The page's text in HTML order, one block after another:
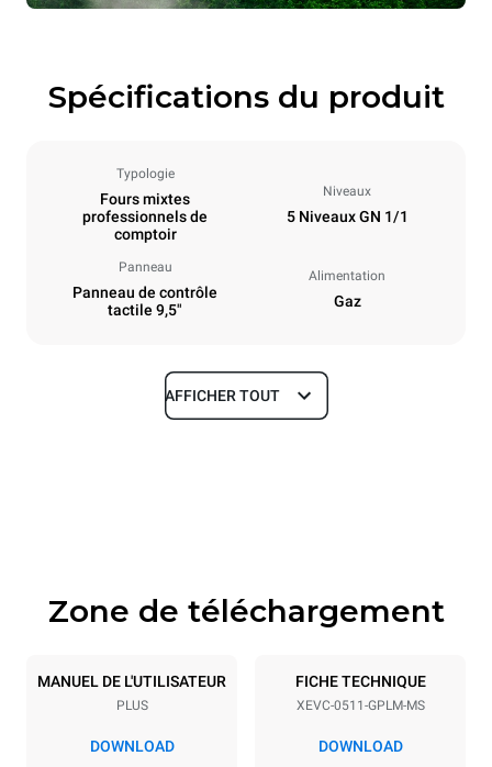
Spécifications du produit
Typologie
Fours mixtes
professionnels de
comptoir
Niveaux
5 Niveaux GN 1/1
Panneau
Panneau de contrôle
tactile 9,5"
Alimentation
Gaz
Dimensions
Caractéristiques de la plaque
5 GN 1/1
Espace entre les plaques
AFFICHER TOUT
Zone de téléchargement
MANUEL DE L'UTILISATEUR
PLUS
DOWNLOAD
FICHE TECHNIQUE
XEVC-0511-GPLM-MS
DOWNLOAD